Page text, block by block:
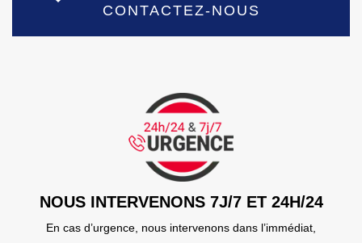
CONTACTEZ-NOUS
NOUS INTERVENONS 7J/7 ET 24H/24
En cas d’urgence, nous intervenons dans l’immédiat,